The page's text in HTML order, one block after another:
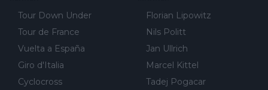
Tour Down Under
Tour de France
Vuelta a España
Giro d'Italia
Cyclocross
Florian Lipowitz
Nils Politt
Jan Ullrich
Marcel Kittel
Tadej Pogacar